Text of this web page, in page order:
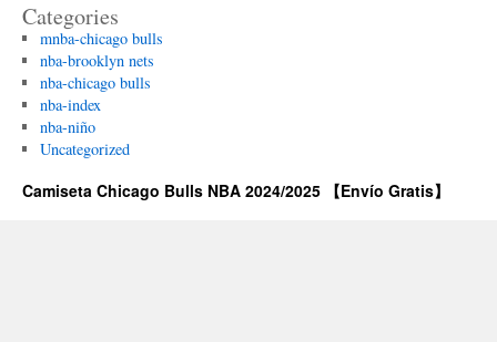
Categories
mnba-chicago bulls
nba-brooklyn nets
nba-chicago bulls
nba-index
nba-niño
Uncategorized
Camiseta Chicago Bulls NBA 2024/2025 【Envío Gratis】